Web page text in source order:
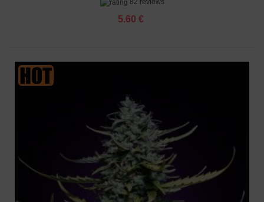
82 reviews
5.60 €